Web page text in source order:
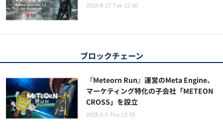
2024.8.27 Tue 12:00
ブロックチェーン
『Meteorn Run』運営のMeta Engine、
マーケティング特化の子会社「METEON
CROSS」を設立
2025.6.5 Thu 13:15